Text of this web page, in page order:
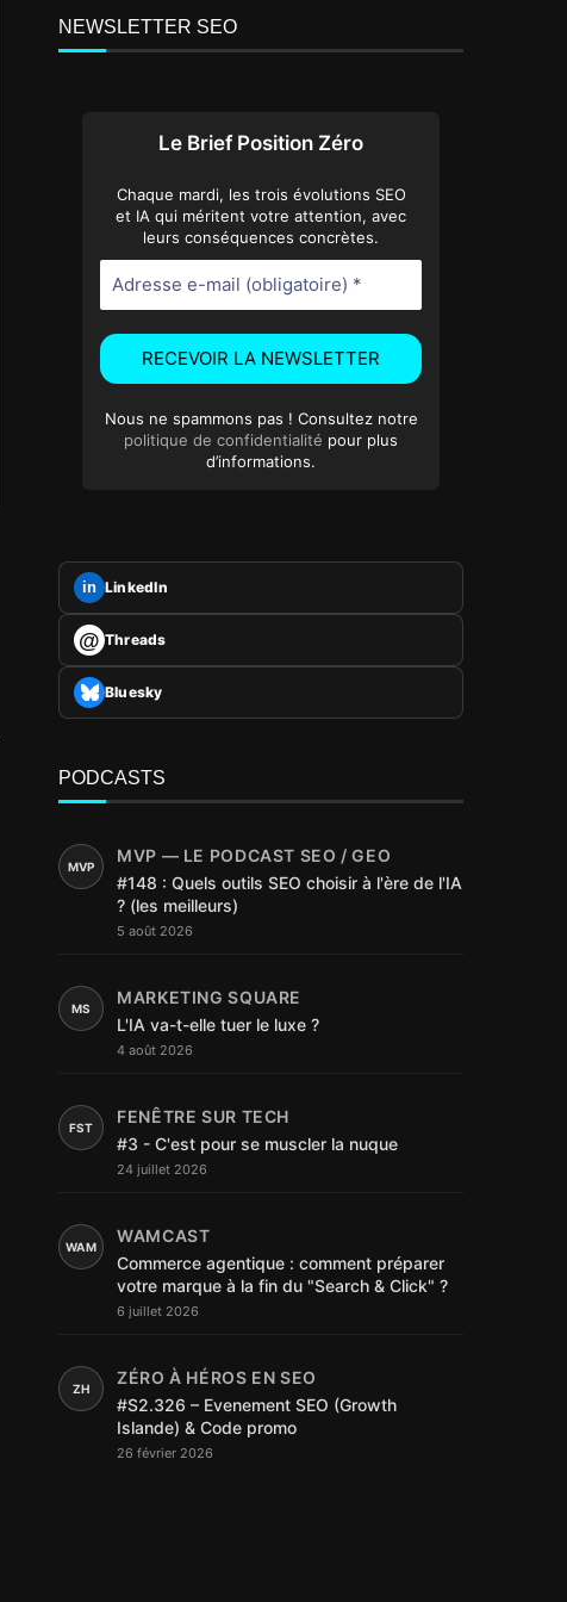
NEWSLETTER SEO
Le Brief Position Zéro
Chaque mardi, les trois évolutions SEO
et IA qui méritent votre attention, avec
leurs conséquences concrètes.
Nous ne spammons pas ! Consultez notre
politique de confidentialité pour plus
d’informations.
in LinkedIn
@ Threads
Bluesky
PODCASTS
MVP
MVP — LE PODCAST SEO / GEO
#148 : Quels outils SEO choisir à l'ère de l'IA
? (les meilleurs)
5 août 2026
MS
MARKETING SQUARE
L'IA va-t-elle tuer le luxe ?
4 août 2026
FST
FENÊTRE SUR TECH
#3 - C'est pour se muscler la nuque
24 juillet 2026
WAM
WAMCAST
Commerce agentique : comment préparer
votre marque à la fin du "Search & Click" ?
6 juillet 2026
ZH
ZÉRO À HÉROS EN SEO
#S2.326 – Evenement SEO (Growth
Islande) & Code promo
26 février 2026